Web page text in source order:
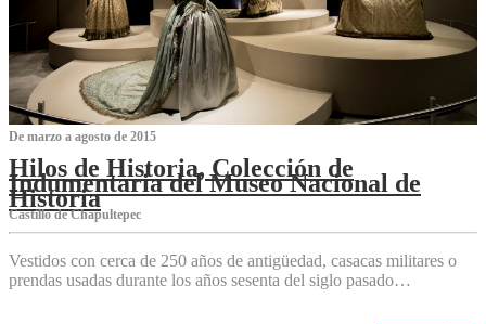
De marzo a agosto de 2015
Hilos de Historia, Colección de
Indumentaria del Museo Nacional de
Historia
Castillo de Chapultepec
Vestidos con cerca de 250 años de antigüedad, casacas militares o
prendas usadas durante los años sesenta del siglo pasado…